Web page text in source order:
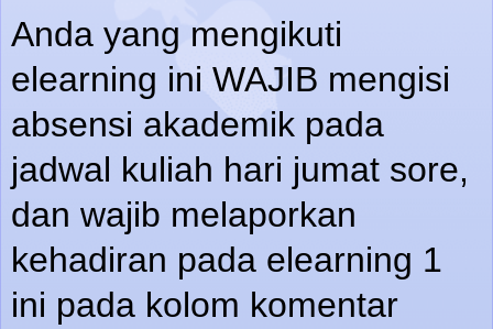
Anda yang mengikuti
elearning ini WAJIB mengisi
absensi akademik pada
jadwal kuliah hari jumat sore,
dan wajib melaporkan
kehadiran pada elearning 1
ini pada kolom komentar